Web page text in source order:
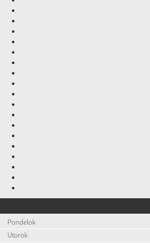
Pondelok
Utorok